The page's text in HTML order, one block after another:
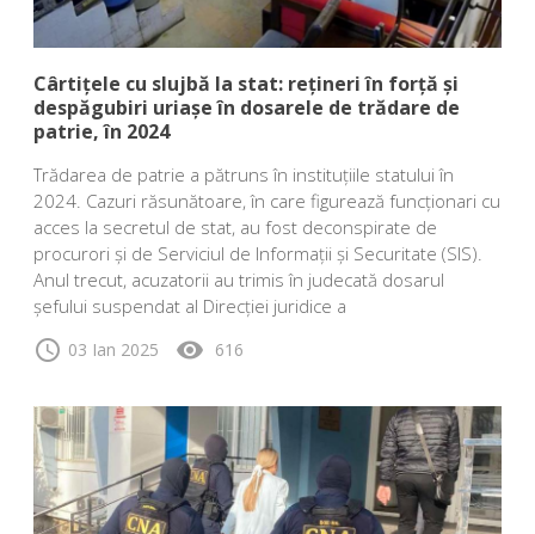
Cârtițele cu slujbă la stat: rețineri în forță și
despăgubiri uriașe în dosarele de trădare de
patrie, în 2024
Trădarea de patrie a pătruns în instituțiile statului în
2024. Cazuri răsunătoare, în care figurează funcționari cu
acces la secretul de stat, au fost deconspirate de
procurori și de Serviciul de Informații și Securitate (SIS).
Anul trecut, acuzatorii au trimis în judecată dosarul
șefului suspendat al Direcției juridice a
schedule 03 Ian 2025 visibility 616